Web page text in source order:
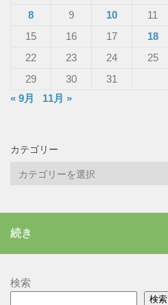
8
9 10 11
15
16 17 18
22
23 24 25
29
30
31
« 9月
11月 »
カテゴリー
ー
続き
検索
検索